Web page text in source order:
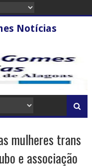
Notícias
mulheres trans
e associação